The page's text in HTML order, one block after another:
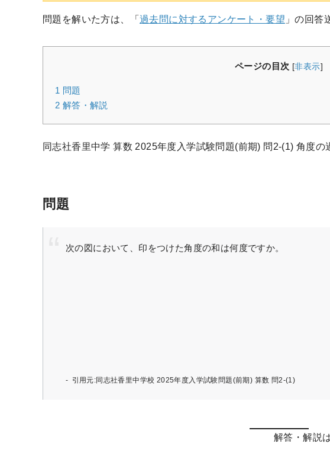
問題を解いた方は、「 過去問に対するアンケート・要望 」の回答
ページの目次 [非表示]
1 問題
2 解答・解説
同志社香里中学 算数 2025年度入学試験問題(前期) 問2-(1) 角度の
問題
次の図において、印をつけた角度の和は何度ですか。
引用元:同志社香里中学校 2025年度入学試験問題(前期) 算数 問2-(1)